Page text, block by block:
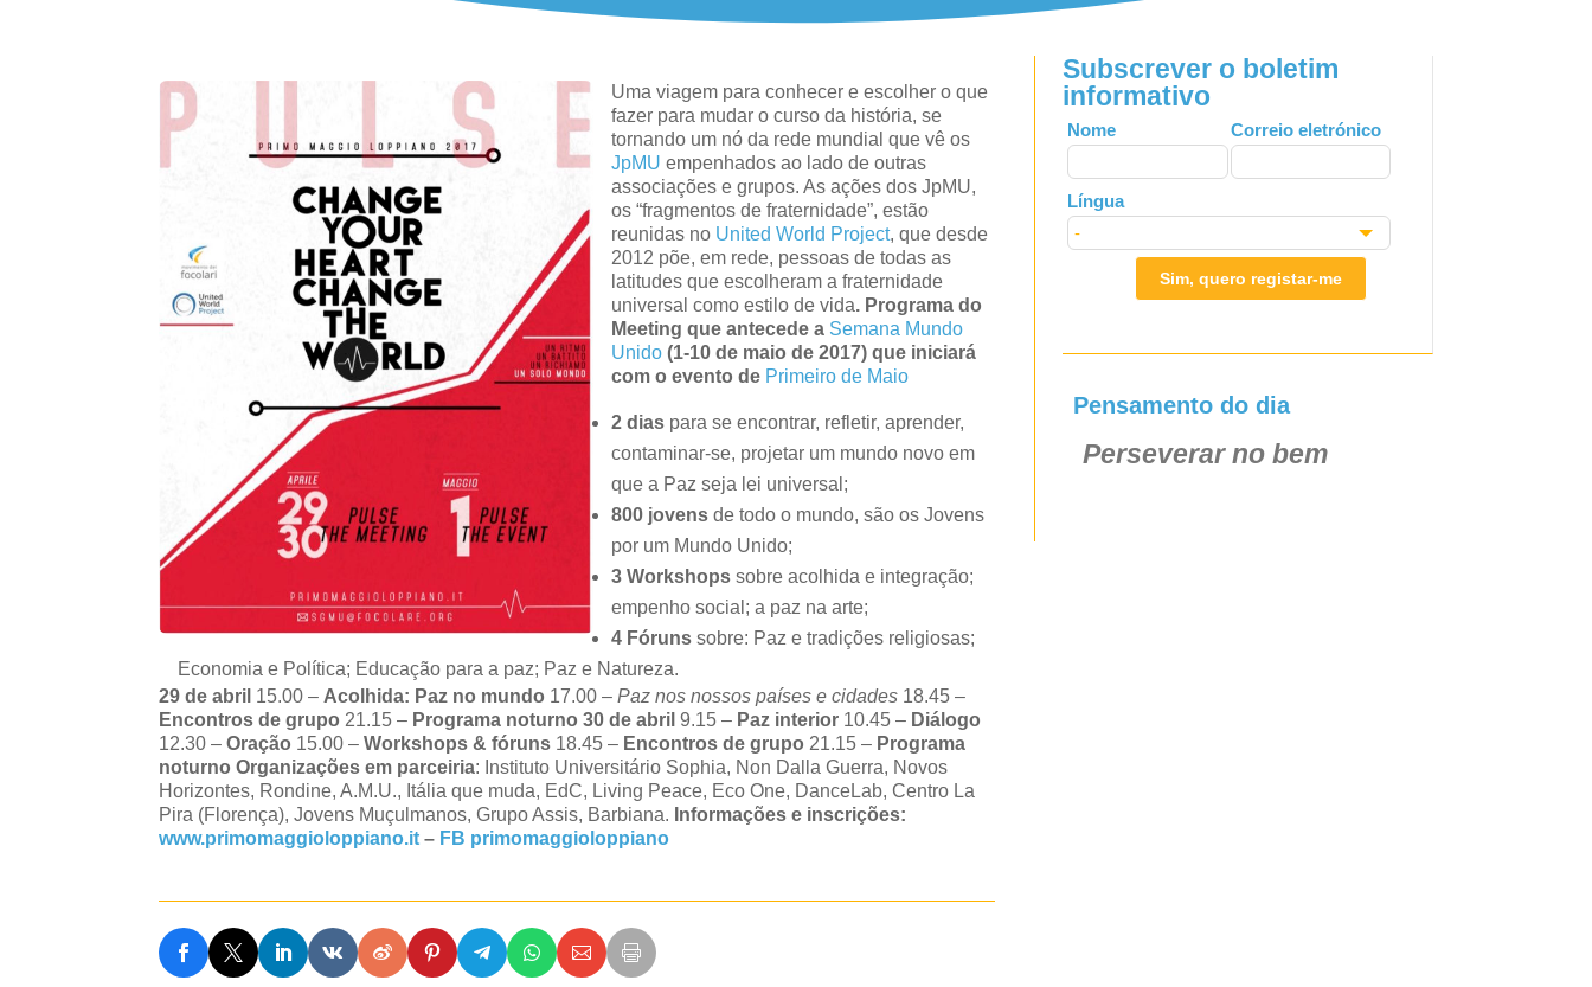
Uma viagem para conhecer e escolher o que
fazer para mudar o curso da história, se
tornando um nó da rede mundial que vê os
JpMU empenhados ao lado de outras
associações e grupos. As ações dos JpMU,
os “fragmentos de fraternidade”, estão
reunidas no United World Project, que desde
2012 põe, em rede, pessoas de todas as
latitudes que escolheram a fraternidade
universal como estilo de vida. Programa do
Meeting que antecede a Semana Mundo
Unido (1-10 de maio de 2017) que iniciará
com o evento de Primeiro de Maio
2 dias para se encontrar, refletir, aprender,
contaminar-se, projetar um mundo novo em
que a Paz seja lei universal;
800 jovens de todo o mundo, são os Jovens
por um Mundo Unido;
3 Workshops sobre acolhida e integração;
empenho social; a paz na arte;
4 Fóruns sobre: Paz e tradições religiosas;
Economia e Política; Educação para a paz; Paz e Natureza.
29 de abril 15.00 – Acolhida: Paz no mundo 17.00 –Paz nos nossos países e cidades 18.45 –
Encontros de grupo 21.15 – Programa noturno 30 de abril 9.15 – Paz interior 10.45 – Diálogo
12.30 –Oração 15.00 –Workshops & fóruns 18.45 – Encontros de grupo 21.15 – Programa
noturno Organizações em parceiria: Instituto Universitário Sophia, Non Dalla Guerra, Novos
Horizontes, Rondine, A.M.U., Itália que muda, EdC, Living Peace, Eco One, DanceLab, Centro La
Pira (Florença), Jovens Muçulmanos, Grupo Assis, Barbiana. Informações e inscrições:
www.primomaggioloppiano.it – FB primomaggioloppiano
Subscrever o boletim
informativo
Leave
this
field
blank
Nome Correio eletrónico
Língua
Sim, quero registar-me
Pensamento do dia
Perseverar no bem